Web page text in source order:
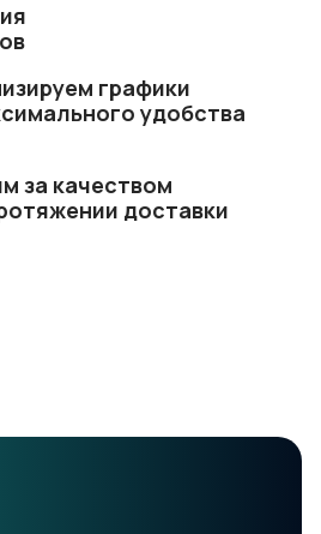
графики
удобства
за качеством
доставки